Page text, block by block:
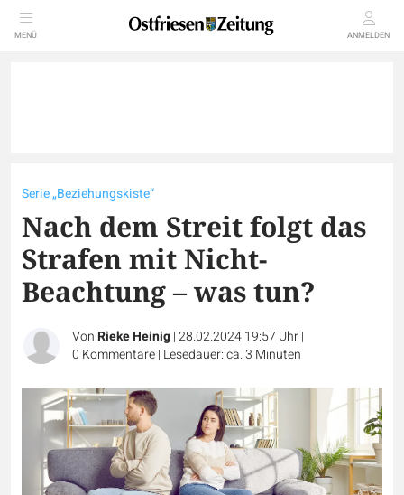
MENÜ ANMELDEN
Serie „Beziehungskiste“
Nach dem Streit folgt das
Strafen mit Nicht-
Beachtung – was tun?
VonRieke Heinig|28.02.2024 19:57 Uhr|
0 Kommentare| Lesedauer: ca. 3 Minuten